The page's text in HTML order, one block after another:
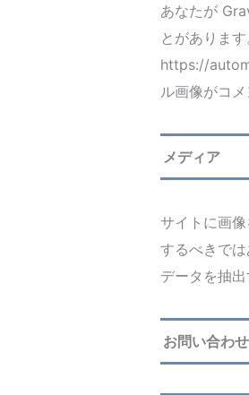
あなたが
とがありま
https://
ル画像がコ
メディア
サイトに画
するべきで
データを抽出
お問い合わ